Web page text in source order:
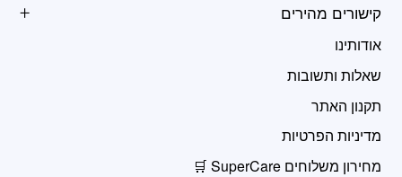
קישורים מהירים
אודותינו
שאלות ותשובות
תקנון האתר
מדיניות הפרטיות
מחירון משלוחים SuperCare 🛒